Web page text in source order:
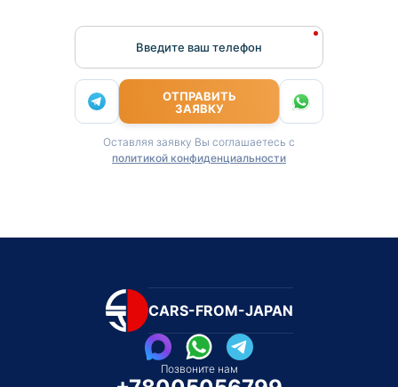
Введите ваш телефон
ОТПРАВИТЬ
ЗАЯВКУ
Оставляя заявку Вы соглашаетесь с
политикой конфиденциальности
CARS-FROM-JAPAN
Позвоните нам